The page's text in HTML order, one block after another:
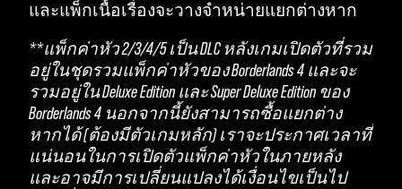
และแพ็กเนื้อเรื่องจะวางจำหน่ายแยกต่างหาก
**แพ็กค่าหัว 2/3/4/5 เป็น DLC หลังเกมเปิดตัวที่รวม
อยู่ในชุดรวมแพ็กค่าหัวของ Borderlands 4 และจะ
รวมอยู่ใน Deluxe Edition และ Super Deluxe Edition ของ
Borderlands 4 นอกจากนี้ยังสามารถซื้อแยกต่าง
หากได้ (ต้องมีตัวเกมหลัก) เราจะประกาศเวลาที่
แน่นอนในการเปิดตัวแพ็กค่าหัวในภายหลัง
และอาจมีการเปลี่ยนแปลงได้เงื่อนไขเป็นไป